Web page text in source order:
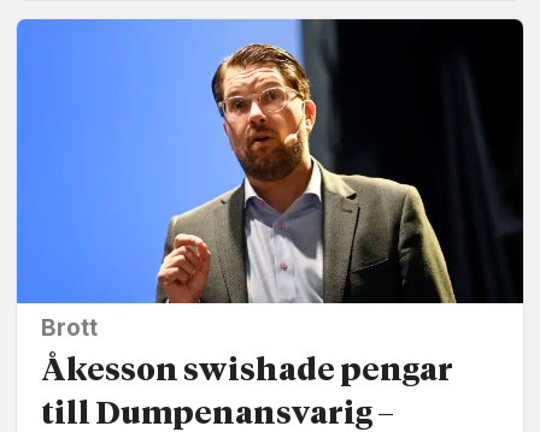
Brott
Åkesson swishade pengar
till Dumpen­ansvarig –